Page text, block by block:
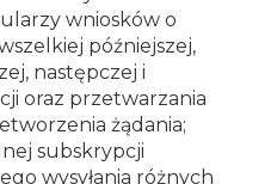
wniosków o
późniejszej,
następczej i
oraz przetwarzania
żądania;
subskrypcji
wysyłania różnych